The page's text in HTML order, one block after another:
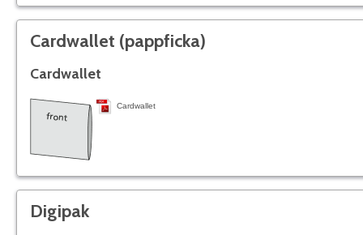
Cardwallet (pappficka)
Cardwallet
Cardwallet
Digipak